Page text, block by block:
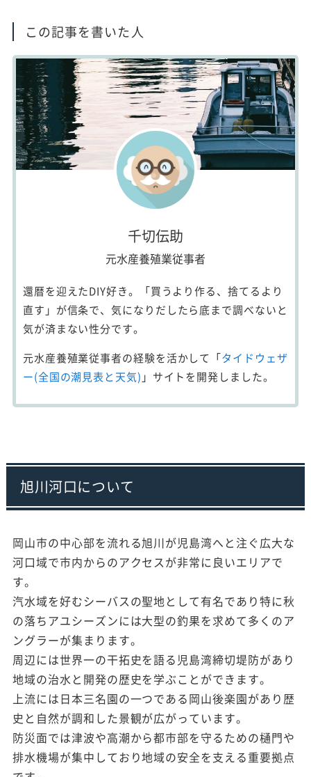
この記事を書いた人
千切伝助
元水産養殖業従事者
還暦を迎えたDIY好き。「買うより作る、捨てるより
直す」が信条で、気になりだしたら底まで調べないと
気が済まない性分です。
元水産養殖業従事者の経験を活かして「タイドウェザ
ー(全国の潮見表と天気) 」サイトを開発しました。
旭川河口について
岡山市の中心部を流れる旭川が児島湾へと注ぐ広大な
河口域で市内からのアクセスが非常に良いエリアで
す。
汽水域を好むシーバスの聖地として有名であり特に秋
の落ちアユシーズンには大型の釣果を求めて多くのア
ングラーが集まります。
周辺には世界一の干拓史を語る児島湾締切堤防があり
地域の治水と開発の歴史を学ぶことができます。
上流には日本三名園の一つである岡山後楽園があり歴
史と自然が調和した景観が広がっています。
防災面では津波や高潮から都市部を守るための樋門や
排水機場が集中しており地域の安全を支える重要拠点